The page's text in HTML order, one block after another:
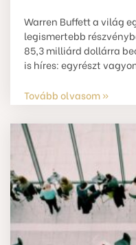
Warren Buffett a világ
legismertebb
85,3 milliárd dollárra
is híres: egyrészt
Tovább olvasom »